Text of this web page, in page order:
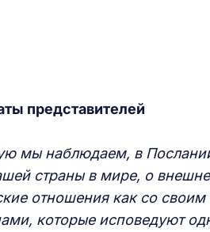
представителей
мы наблюдаем, в
страны в мире, о
отношения как со своим
которые исповедуют